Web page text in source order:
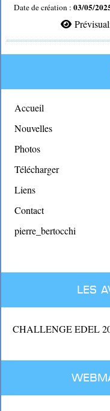
Accueil
Nouvelles
Photos
Télécharger
Liens
Contact
pierre_bertocchi
Les
CHALLENGE EDEL
Date de création : 03/05/